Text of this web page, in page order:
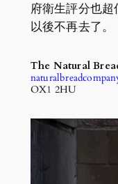
府衛生評分也
以後不再去了。
The Natural
OX1 2HU